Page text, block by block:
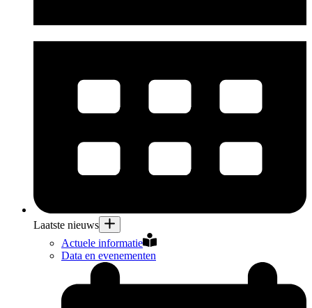
Laatste nieuws
Actuele informatie
Data en evenementen